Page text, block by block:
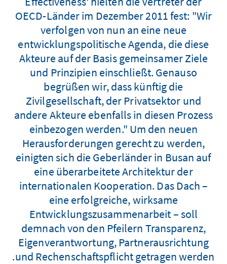
OECD-Länder im Dezember 2011 fest: "Wir
verfolgen von nun an eine neue
entwicklungspolitische Agenda, die diese
Akteure auf der Basis gemeinsamer Ziele
und Prinzipien einschließt. Genauso
begrüßen wir, dass künftig die
Zivilgesellschaft, der Privatsektor und
andere Akteure ebenfalls in diesen Prozess
einbezogen werden." Um den neuen
Herausforderungen gerecht zu werden,
einigten sich die Geberländer in Busan auf
eine überarbeitete Architektur der
internationalen Kooperation. Das Dach –
eine erfolgreiche, wirksame
Entwicklungszusammenarbeit – soll
demnach von den Pfeilern Transparenz,
Eigenverantwortung, Partnerausrichtung
und Rechenschaftspflicht getragen werden.